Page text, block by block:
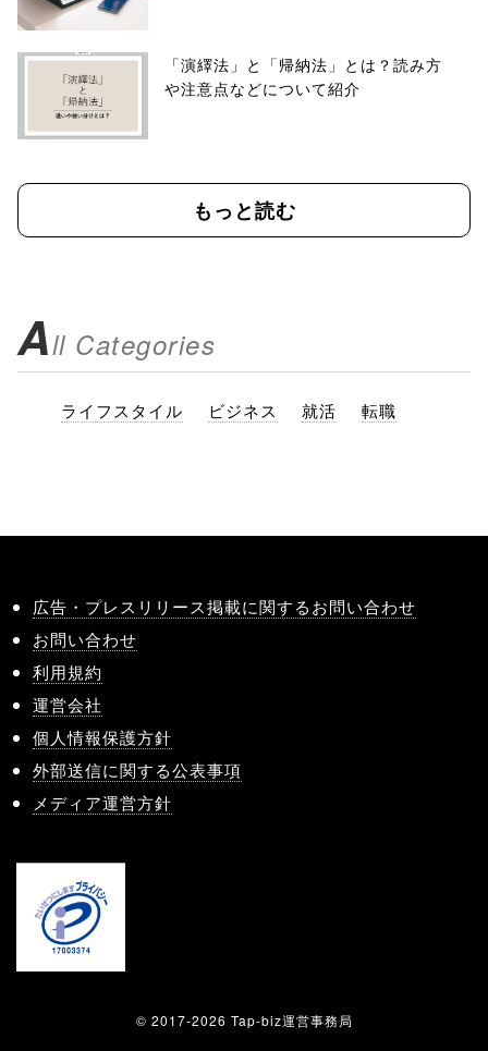
「演繹法」と「帰納法」とは？読み方
や注意点などについて紹介
もっと読む
All Categories
ライフスタイル ビジネス 就活 転職
広告・プレスリリース掲載に関するお問い合わせ
お問い合わせ
利用規約
運営会社
個人情報保護方針
外部送信に関する公表事項
メディア運営方針
© 2017-2026 Tap-biz運営事務局